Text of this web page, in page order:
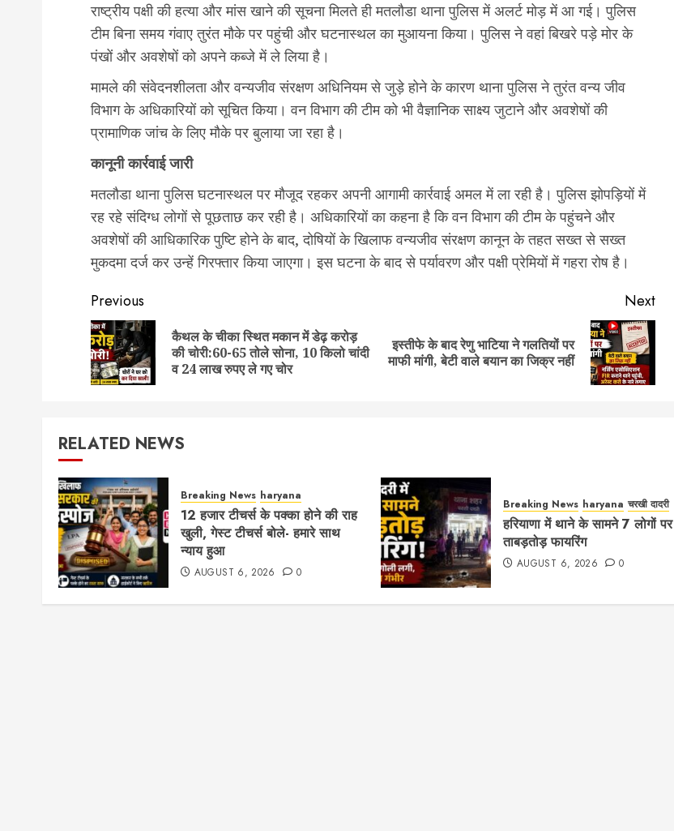
राष्ट्रीय पक्षी की हत्या और मांस खाने की सूचना मिलते ही मतलौडा थाना पुलिस में अलर्ट मोड़ में आ गई। पुलिस
टीम बिना समय गंवाए तुरंत मौके पर पहुंची और घटनास्थल का मुआयना किया। पुलिस ने वहां बिखरे पड़े मोर के
पंखों और अवशेषों को अपने कब्जे में ले लिया है।
मामले की संवेदनशीलता और वन्यजीव संरक्षण अधिनियम से जुड़े होने के कारण थाना पुलिस ने तुरंत वन्य जीव
विभाग के अधिकारियों को सूचित किया। वन विभाग की टीम को भी वैज्ञानिक साक्ष्य जुटाने और अवशेषों की
प्रामाणिक जांच के लिए मौके पर बुलाया जा रहा है।
कानूनी कार्रवाई जारी
मतलौडा थाना पुलिस घटनास्थल पर मौजूद रहकर अपनी आगामी कार्रवाई अमल में ला रही है। पुलिस झोपड़ियों में
रह रहे संदिग्ध लोगों से पूछताछ कर रही है। अधिकारियों का कहना है कि वन विभाग की टीम के पहुंचने और
अवशेषों की आधिकारिक पुष्टि होने के बाद, दोषियों के खिलाफ वन्यजीव संरक्षण कानून के तहत सख्त से सख्त
मुकदमा दर्ज कर उन्हें गिरफ्तार किया जाएगा। इस घटना के बाद से पर्यावरण और पक्षी प्रेमियों में गहरा रोष है।
Post
navigation
Previous
Previous
post:
कैथल के चीका स्थित मकान में डेढ़ करोड़
की चोरी:60-65 तोले सोना, 10 किलो चांदी
व 24 लाख रुपए ले गए चोर
Next
Next
post:
इस्तीफे के बाद रेणु भाटिया ने गलतियों पर
माफी मांगी, बेटी वाले बयान का जिक्र नहीं
RELATED NEWS
Breaking News haryana
12 हजार टीचर्स के पक्का होने की राह
खुली, गेस्ट टीचर्स बोले- हमारे साथ
न्याय हुआ
AUGUST 6, 2026 0
Breaking News haryana चरखी दादरी
हरियाणा में थाने के सामने 7 लोगों पर
ताबड़तोड़ फायरिंग
AUGUST 6, 2026 0